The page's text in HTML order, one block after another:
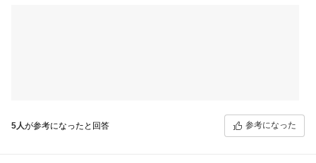
5人が参考になったと回答 参考になった